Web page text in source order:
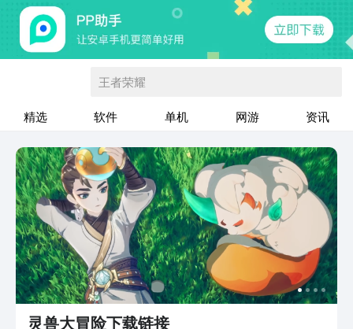
王者荣耀
精选 软件 单机 网游 资讯
灵兽大冒险下载链接